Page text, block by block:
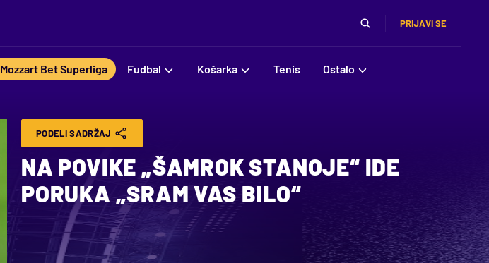
PRIJAVI SE
Mozzart Bet Superliga Fudbal Košarka Tenis Ostalo
PODELI SADRŽAJ
NA POVIKE „ŠAMROK STANOJE“ IDE
PORUKA „SRAM VAS BILO“